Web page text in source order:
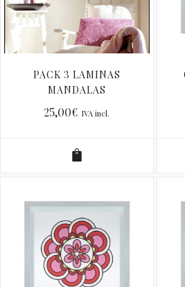
PACK 3 LAMINAS
MANDALAS
25,00€ IVA incl.